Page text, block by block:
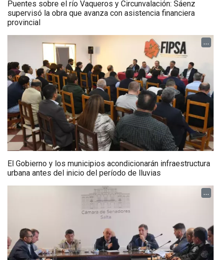
Puentes sobre el río Vaqueros y Circunvalación: Sáenz
supervisó la obra que avanza con asistencia financiera
provincial
...
El Gobierno y los municipios acondicionarán infraestructura
urbana antes del inicio del período de lluvias
...